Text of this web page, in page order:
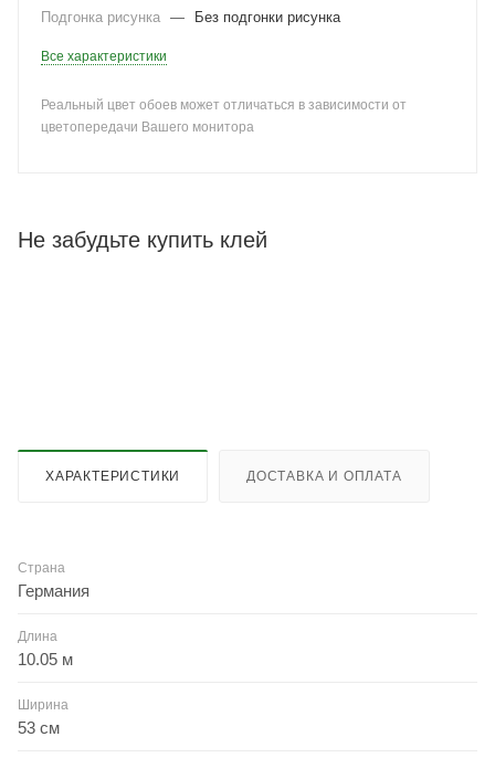
Подгонка рисунка — Без подгонки рисунка
Все характеристики
Реальный цвет обоев может отличаться в зависимости от
цветопередачи Вашего монитора
Не забудьте купить клей
ХАРАКТЕРИСТИКИ ДОСТАВКА И ОПЛАТА
Страна
Германия
Длина
10.05 м
Ширина
53 см